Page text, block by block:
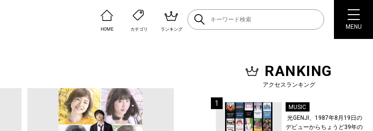
HOME カテゴリ ランキング MENU
RANKING
アクセスランキング
MUSIC
光GENJI、1987年8月19日の
デビューからちょうど39年の